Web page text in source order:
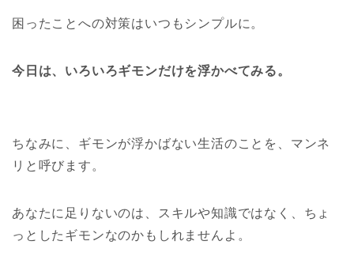
困ったことへの対策はいつもシンプルに。
今日は、いろいろギモンだけを浮かべてみる。
ちなみに、ギモンが浮かばない生活のことを、マンネ
リと呼びます。
あなたに足りないのは、スキルや知識ではなく、ちょ
っとしたギモンなのかもしれませんよ。